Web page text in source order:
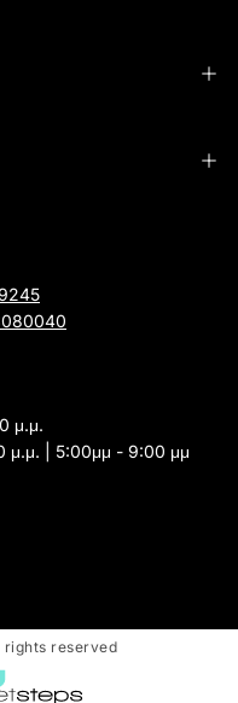
μ.μ.
μ.μ. | 5:00μμ - 9:00 μμ
rights reserved